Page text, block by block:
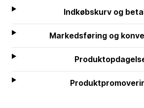
Indkøbskurv og
Markedsføring og